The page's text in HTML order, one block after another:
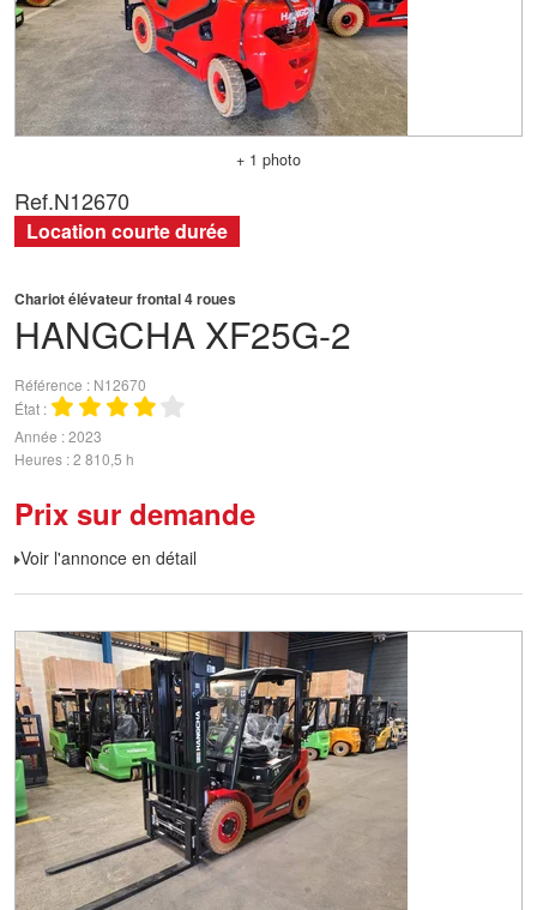
+ 1 photo
HANGCHA XF25G-2
Chariot élévateur frontal 4 roues
Référence
N12670
État
Année 2023
Heures 2 810,5 h
Prix sur demande
Voir l'annonce en détail
Ref.N12670
Location courte durée